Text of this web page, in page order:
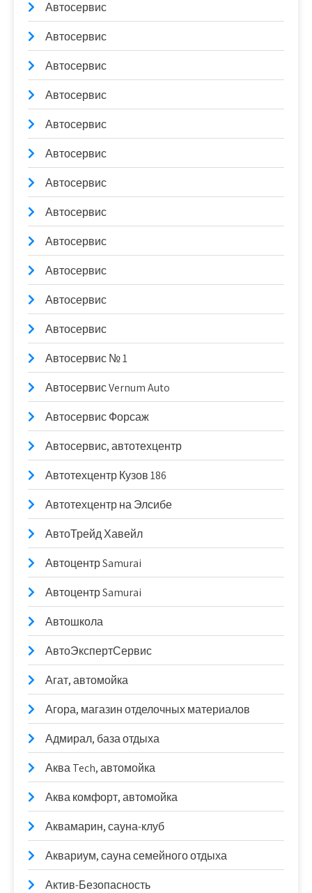
Автосервис
Автосервис
Автосервис
Автосервис
Автосервис
Автосервис
Автосервис
Автосервис
Автосервис
Автосервис
Автосервис
Автосервис
Автосервис № 1
Автосервис Vernum Auto
Автосервис Форсаж
Автосервис, автотехцентр
Автотехцентр Кузов 186
Автотехцентр на Элсибе
АвтоТрейд Хавейл
Автоцентр Samurai
Автоцентр Samurai
Автошкола
АвтоЭкспертСервис
Агат, автомойка
Агора, магазин отделочных материалов
Адмирал, база отдыха
Аква Tech, автомойка
Аква комфорт, автомойка
Аквамарин, сауна-клуб
Аквариум, сауна семейного отдыха
Актив-Безопасность